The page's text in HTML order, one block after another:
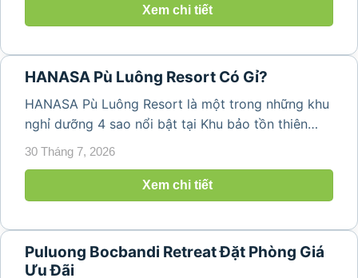
thiên nhiên xanh mát của...
Xem chi tiết
HANASA Pù Luông Resort Có Gỉ?
HANASA Pù Luông Resort là một trong những khu
nghỉ dưỡng 4 sao nổi bật tại Khu bảo tồn thiên
nhiên Pù Luông, Thanh Hóa. Sở hữu vị trí giữa
những thửa ruộng bậc thang xanh mướt cùng hệ
thống bungalow sang trọng, resort mang...
30 Tháng 7, 2026
Xem chi tiết
Puluong Bocbandi Retreat Đặt Phòng Giá
Ưu Đãi